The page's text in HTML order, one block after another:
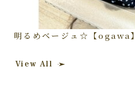
明るめベージュ☆【ogawa】
View All